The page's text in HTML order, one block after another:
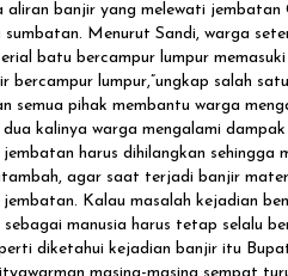
aliran banjir yang melewati
Menurut Sandi, warga
batu bercampur lumpur memasuki
lumpur,”ungkap salah
semua pihak membantu warga
kalinya warga mengalami
harus dihilangkan sehingga
agar saat terjadi banjir
Kalau masalah kejadian
manusia harus tetap selalu
diketahui kejadian banjir itu